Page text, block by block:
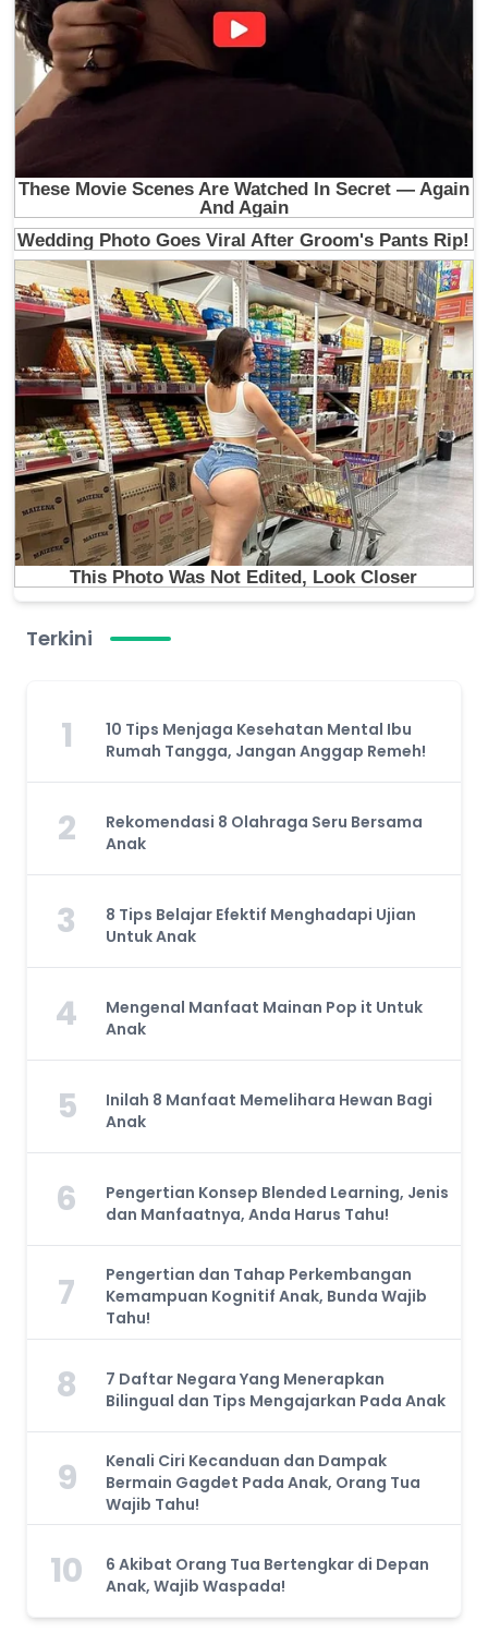
Terkini
1
10 Tips Menjaga Kesehatan Mental Ibu
Rumah Tangga, Jangan Anggap Remeh!
2
Rekomendasi 8 Olahraga Seru Bersama
Anak
3
8 Tips Belajar Efektif Menghadapi Ujian
Untuk Anak
4
Mengenal Manfaat Mainan Pop it Untuk
Anak
5
Inilah 8 Manfaat Memelihara Hewan Bagi
Anak
6
Pengertian Konsep Blended Learning, Jenis
dan Manfaatnya, Anda Harus Tahu!
7
Pengertian dan Tahap Perkembangan
Kemampuan Kognitif Anak, Bunda Wajib
Tahu!
8
7 Daftar Negara Yang Menerapkan
Bilingual dan Tips Mengajarkan Pada Anak
9
Kenali Ciri Kecanduan dan Dampak
Bermain Gagdet Pada Anak, Orang Tua
Wajib Tahu!
10
6 Akibat Orang Tua Bertengkar di Depan
Anak, Wajib Waspada!